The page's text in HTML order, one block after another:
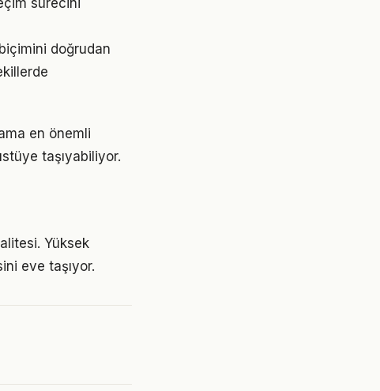
sürecini
doğrudan
en önemli
taşıyabiliyor.
Yüksek
eve taşıyor.